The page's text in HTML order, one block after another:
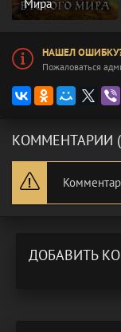
Мира
НАШЕЛ
Пожаловаться
КОММЕНТАРИИ
ДОБАВИТЬ